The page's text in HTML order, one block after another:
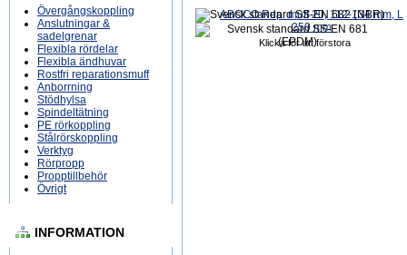
Övergångskoppling
Anslutningar &
sadelgrenar
Flexibla rördelar
Flexibla ändhuvar
Rostfri reparationsmuff
Anborrning
Stödhylsa
Spindeltätning
PE rörkoppling
Stålrörskoppling
Verktyg
Rörpropp
Propptillbehör
Övrigt
INFORMATION
Klicka för att förstora